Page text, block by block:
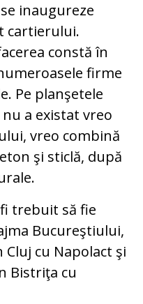
inaugureze
cartierului.
constă în
firme
Pe planşetele
a existat vreo
vreo combină
şi sticlă, după
trebuit să fie
Bucureştiului,
cu Napolact şi
Bistriţa cu